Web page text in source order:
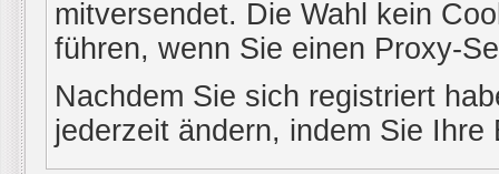
mitversendet. Die Wahl kein
führen, wenn Sie einen Proxy-
Nachdem Sie sich registriert
jederzeit ändern, indem Sie